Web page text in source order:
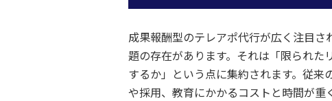
成果報酬型のテレアポ代行が広く注目
題の存在があります。それは「限られた
するか」という点に集約されます。従
や採用、教育にかかるコストと時間が